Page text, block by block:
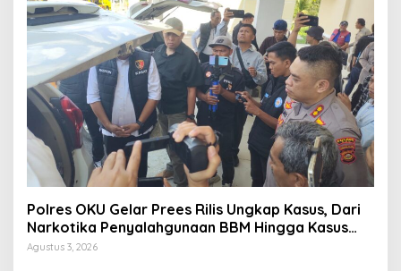
Polres OKU Gelar Prees Rilis Ungkap Kasus, Dari
Narkotika Penyalahgunaan BBM Hingga Kasus
Korupsi
Agustus 3, 2026